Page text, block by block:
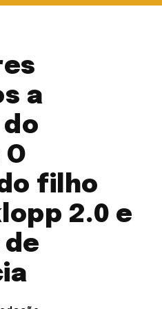
a
filho
2.0 e